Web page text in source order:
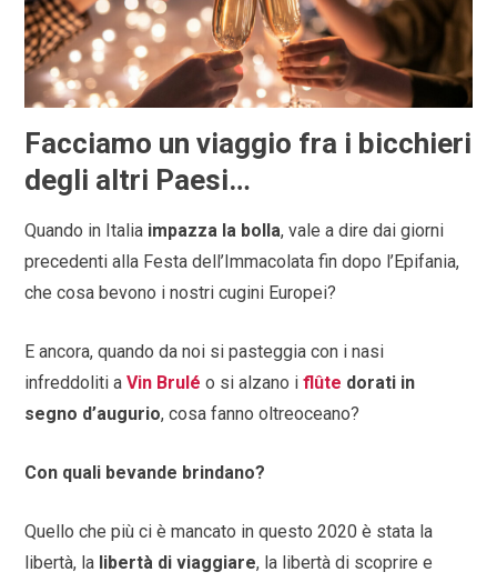
Facciamo un viaggio fra i bicchieri
degli altri Paesi…
Quando in Italia impazza la bolla, vale a dire dai giorni
precedenti alla Festa dell’Immacolata fin dopo l’Epifania,
che cosa bevono i nostri cugini Europei?
E ancora, quando da noi si pasteggia con i nasi
infreddoliti aVin Brulé o si alzano iflûte dorati in
segno d’augurio, cosa fanno oltreoceano?
Con quali bevande brindano?
Quello che più ci è mancato in questo 2020 è stata la
libertà, la libertà di viaggiare, la libertà di scoprire e